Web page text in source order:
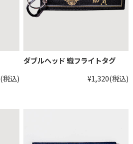
(税込)
ダブルヘッド 織フライトタグ
¥1,320(税込)